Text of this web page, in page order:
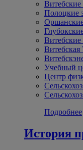
Витебские
Полоцкие
Оршанские
Витебские
Учебный
Центр
Подробнее
История